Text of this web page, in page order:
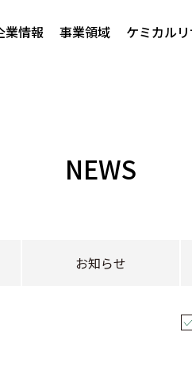
業情報 事業領域 ケミカル
NEWS
お知らせ